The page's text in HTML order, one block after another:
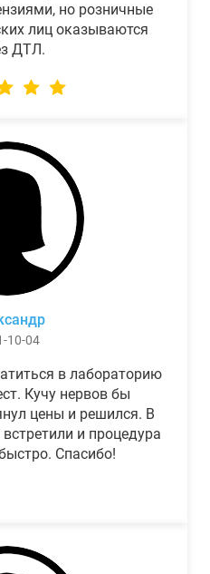
но розничные
лиц оказываются
ДТЛ.
10-04
в лабораторию
Кучу нервов бы
цены и решился. В
и процедура
Спасибо!